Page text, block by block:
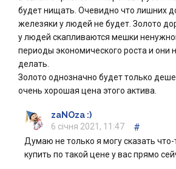
будет нищать. Очевидно что лишних
железяки у людей не будет. Золото
у людей скапливаются мешки
периоды экономического роста и они
делать.
Золото однозначно будет только
очень хорошая цена этого актива.
zaNOza :)
6 січня 2021, 11:47
#
Думаю не только я могу сказать что-
купить по такой цене у вас прямо